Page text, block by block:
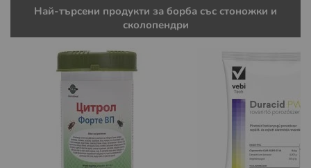
Най-търсени продукти за борба със стоножки и
сколопендри